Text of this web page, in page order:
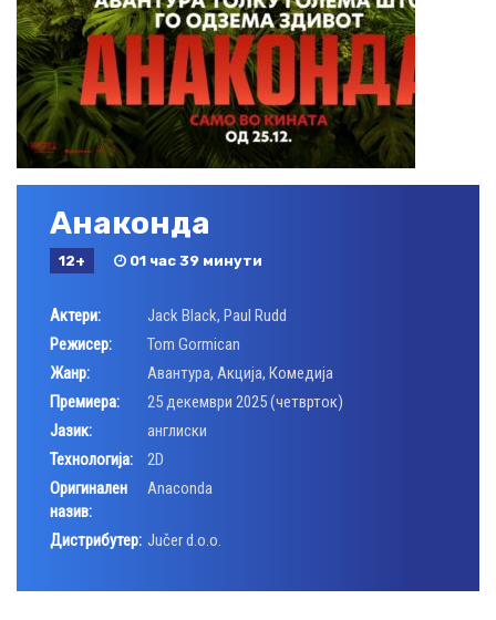
Анаконда
12+ 01 час 39 минути
Актери: Jack Black, Paul Rudd
Режисер:
Tom Gormican
Жанр:
Авантура, Акција, Комедија
Премиера:
25 декември 2025 (четврток)
Јазик:
англиски
Технологија:
2D
Оригинален
назив:
Anaconda
Дистрибутер: Jučer d.o.o.